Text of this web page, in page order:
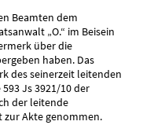
Beamten dem
„O.“ im Beisein
über die
haben. Das
des seinerzeit leitenden
Js 3921/10 der
der leitende
zur Akte genommen.